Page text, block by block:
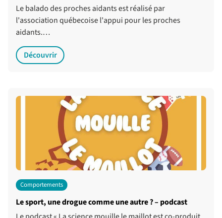
Le balado des proches aidants est réalisé par
l'association québecoise l'appui pour les proches
aidants.…
Découvrir
Comportements
Le sport, une drogue comme une autre ? – podcast